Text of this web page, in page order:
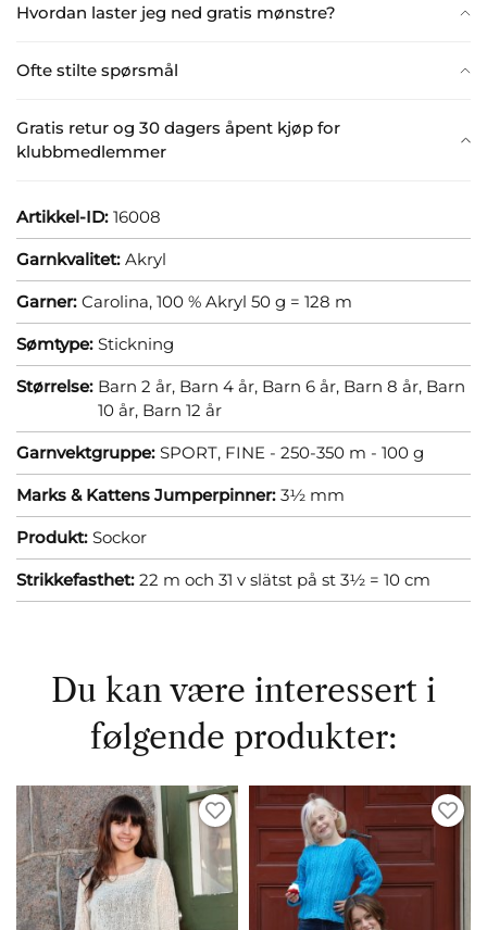
Hvordan laster jeg ned gratis mønstre?
Ofte stilte spørsmål
Gratis retur og 30 dagers åpent kjøp for
klubbmedlemmer
Artikkel-ID: 16008
Garnkvalitet: Akryl
Garner: Carolina, 100 % Akryl 50 g = 128 m
Sømtype: Stickning
Størrelse: Barn 2 år, Barn 4 år, Barn 6 år, Barn 8 år, Barn
10 år, Barn 12 år
Garnvektgruppe: SPORT, FINE - 250-350 m - 100 g
Marks & Kattens Jumperpinner: 3½ mm
Produkt: Sockor
Strikkefasthet: 22 m och 31 v slätst på st 3½ = 10 cm
Du kan være interessert i
følgende produkter: